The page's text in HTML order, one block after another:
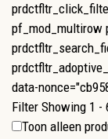
pf_mod_multirow
data-
Filter Showing 1 -
Toon alleen